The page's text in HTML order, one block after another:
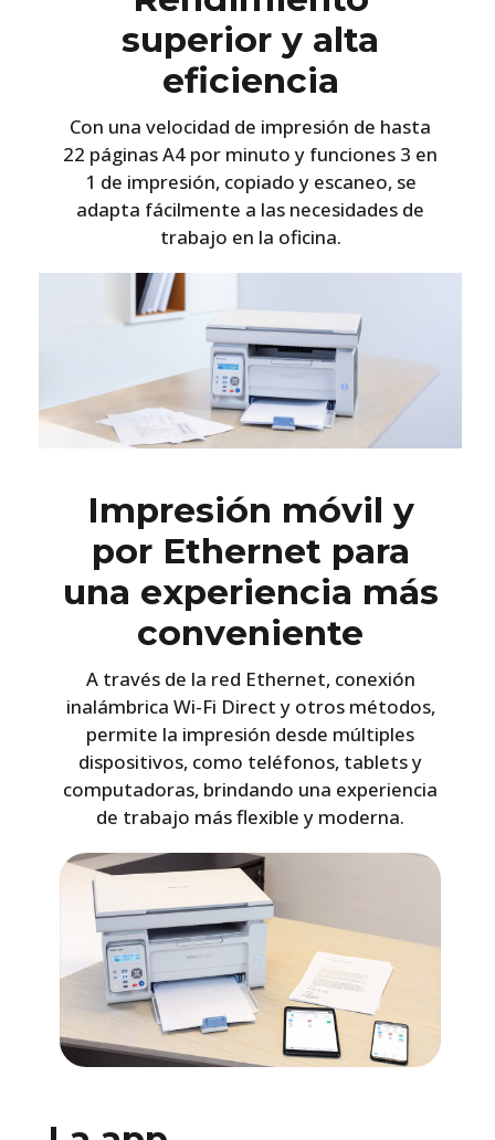
superior y alta
eficiencia
Con una velocidad de impresión de hasta
22 páginas A4 por minuto y funciones 3 en
1 de impresión, copiado y escaneo, se
adapta fácilmente a las necesidades de
trabajo en la oficina.
Impresión móvil y
por Ethernet para
una experiencia más
conveniente
A través de la red Ethernet, conexión
inalámbrica Wi-Fi Direct y otros métodos,
permite la impresión desde múltiples
dispositivos, como teléfonos, tablets y
computadoras, brindando una experiencia
de trabajo más flexible y moderna.